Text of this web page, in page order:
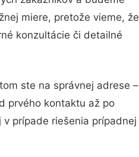
miere, pretože vieme, že
konzultácie či detailné
ste na správnej adrese –
prvého kontaktu až po
prípade riešenia prípadnej